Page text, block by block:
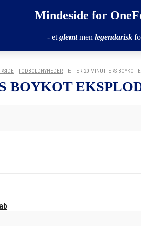
Mindeside for
- et glemtmen legendarisk
FODBOLDNYHEDER EFTER 20 MINUTTERS BOYKOT
BOYKOT